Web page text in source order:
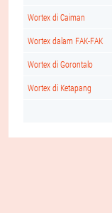
Wortex di Caiman
Wortex dalam FAK-FAK
Wortex di Gorontalo
Wortex di Ketapang